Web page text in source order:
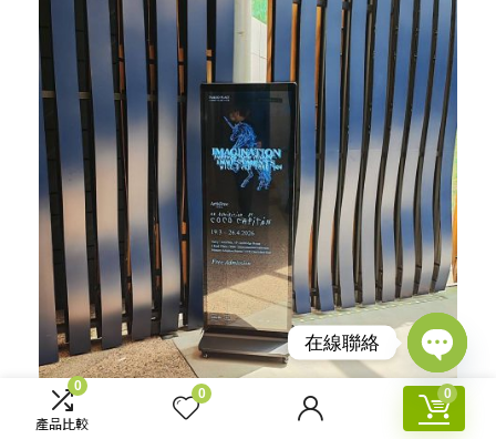
0
產品比較
0 0
在線聯絡
Open
chaty